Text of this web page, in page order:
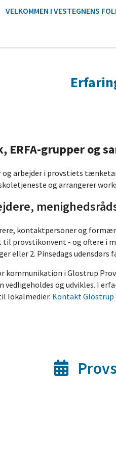
VELKOMMEN I VESTEGNENS
grupper og
arbejder i provstiets
og arrangerer
kontaktpersoner og
provstikonvent - og oftere i
eller 2. Pinsedags udensdørs
kommunikation i Glostrup
og udvikles. I
lokalmedier. Kontakt Glostrup
